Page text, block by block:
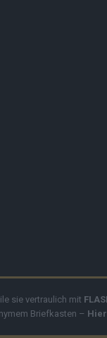
sie vertraulich mit
Briefkasten –